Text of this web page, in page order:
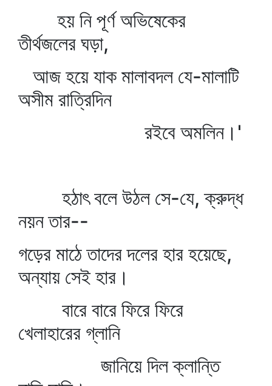
হয় নি পূর্ণ অভিষেকের
তীর্থজলের ঘড়া,
আজ হয়ে যাক মালাবদল যে-মালাটি
অসীম রাত্রিদিন
রইবে অমলিন।'
হঠাৎ বলে উঠল সে-যে, ক্রুদ্ধ
নয়ন তার--
গড়ের মাঠে তাদের দলের হার হয়েছে,
অন্যায় সেই হার।
বারে বারে ফিরে ফিরে
খেলাহারের গ্লানি
জানিয়ে দিল ক্লান্তি